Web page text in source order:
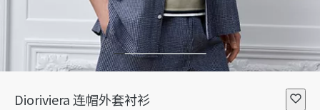
Dioriviera 连帽外套衬衫